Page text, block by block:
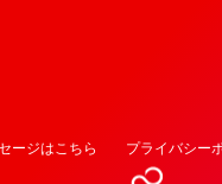
ージはこちら プライバシー